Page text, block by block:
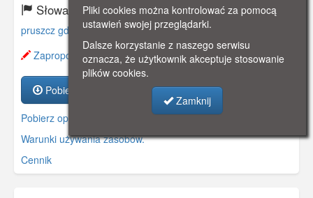
Słowa kluczowe:
pruszcz gdański,praust,straszyn,straschin
Zaproponuj zmianę opisu.
Pobierz zasób
Pobierz opis
Warunki używania zasobów.
Cennik
Pliki cookies można kontrolować za pomocą
ustawień swojej przeglądarki.
Dalsze korzystanie z naszego serwisu
oznacza, że użytkownik akceptuje stosowanie
plików cookies.
Zamknij